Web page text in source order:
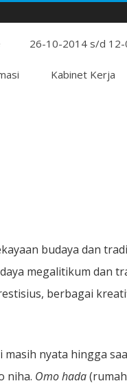
26-10-2014 s/d
Kabinet Kerja
budaya dan
megalitikum dan
berbagai
nyata hingga
niha. Omo hada(rumah